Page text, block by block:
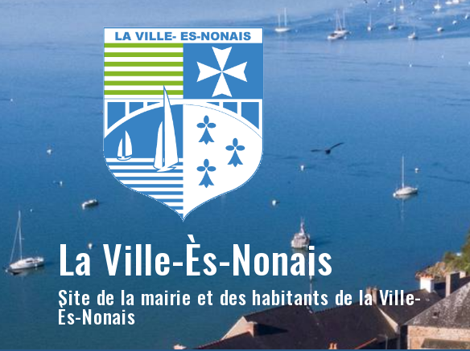
La Ville-Ès-Nonais
Site de la mairie et des habitants de la Ville-
Ès-Nonais